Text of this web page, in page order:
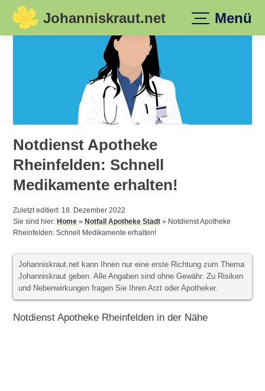
Skip
Johanniskraut.net Menü
Notdienst Apotheke
Rheinfelden: Schnell
Medikamente erhalten!
Zuletzt editiert: 18. Dezember 2022
Sie sind hier:Home »Notfall Apotheke Stadt » Notdienst Apotheke
Rheinfelden: Schnell Medikamente erhalten!
Johanniskraut.net kann Ihnen nur eine erste Richtung zum Thema
Johanniskraut geben. Alle Angaben sind ohne Gewähr. Zu Risiken
und Nebenwirkungen fragen Sie Ihren Arzt oder Apotheker.
Notdienst Apotheke Rheinfelden in der Nähe